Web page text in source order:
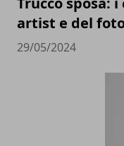
artist e del
29/05/2024